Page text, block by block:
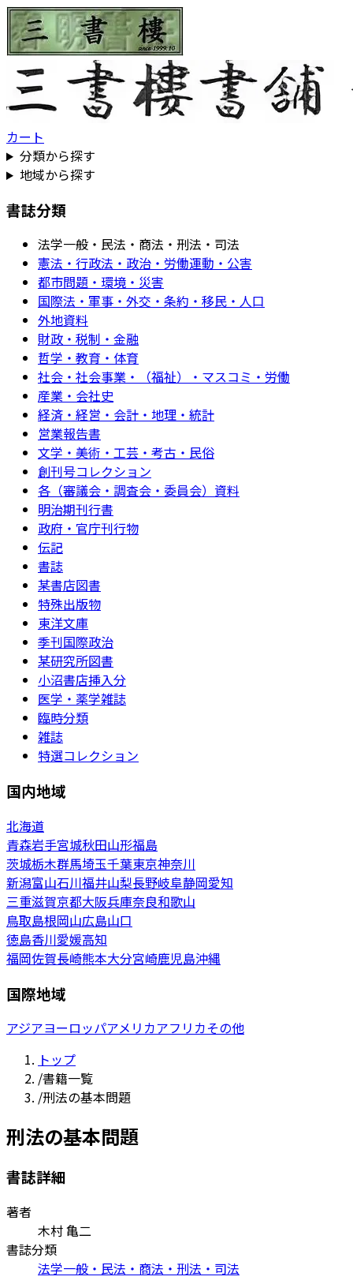
カート
分類から探す
地域から探す
書誌分類
法学一般・民法・商法・刑法・司法
憲法・行政法・政治・労働運動・公害
都市問題・環境・災害
国際法・軍事・外交・条約・移民・人口
外地資料
財政・税制・金融
哲学・教育・体育
社会・社会事業・（福祉）・マスコミ・労働
産業・会社史
経済・経営・会計・地理・統計
営業報告書
文学・美術・工芸・考古・民俗
創刊号コレクション
各（審議会・調査会・委員会）資料
明治期刊行書
政府・官庁刊行物
伝記
書誌
某書店図書
特殊出版物
東洋文庫
季刊国際政治
某研究所図書
小沼書店挿入分
医学・薬学雑誌
臨時分類
雑誌
特選コレクション
国内地域
北海道
青森岩手宮城秋田山形福島
茨城栃木群馬埼玉千葉東京神奈川
新潟富山石川福井山梨長野岐阜静岡愛知
三重滋賀京都大阪兵庫奈良和歌山
鳥取島根岡山広島山口
徳島香川愛媛高知
福岡佐賀長崎熊本大分宮崎鹿児島沖縄
国際地域
アジアヨーロッパアメリカアフリカその他
トップ
/書籍一覧
/刑法の基本問題
刑法の基本問題
書誌詳細
著者
木村 亀二
書誌分類
法学一般・民法・商法・刑法・司法